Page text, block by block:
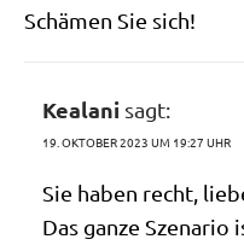
Schä­men Sie sich!
Kealani sagt:
19. OKTOBER 2023 UM 19:27 UHR
Sie haben recht,
Das gan­ze Sze­na­rio